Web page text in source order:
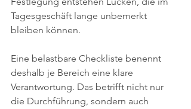
Tagesgeschäft lange unbemerkt
bleiben können.
Eine belastbare Checkliste benennt
deshalb je Bereich eine klare
Verantwortung. Das betrifft nicht nur
die Durchführung, sondern auch